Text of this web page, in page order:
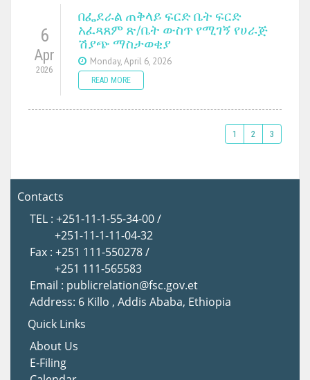
6
Apr
2026
በፌደራል ጠቅላይ ፍርድ ቤት ፍርድ
አፈጻጸም ጽ/ቤት ውስጥ የሚገኝ የሀራጅ
ሽያጭ ማስታወቂያ
Monday, April 6, 2026
READ MORE
1 2 3
Contacts
TEL : +251-11-1-55-34-00 /
+251-11-1-11-04-32
Fax : +251 111-550278 /
+251 111-565583
Email : publicrelation@fsc.gov.et
Address: 6 Killo , Addis Ababa, Ethiopia
Quick Links
About Us
E-Filing